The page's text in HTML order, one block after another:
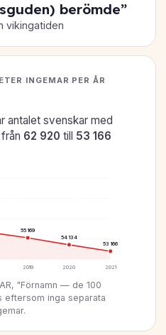
berömde”
vikingatiden
INGEMAR PER ÅR
antalet svenskar med
62 920 till 53 166
55 169
2019
54 134
2020
53 166
2021
"Förnamn — de 100
eftersom inga separata